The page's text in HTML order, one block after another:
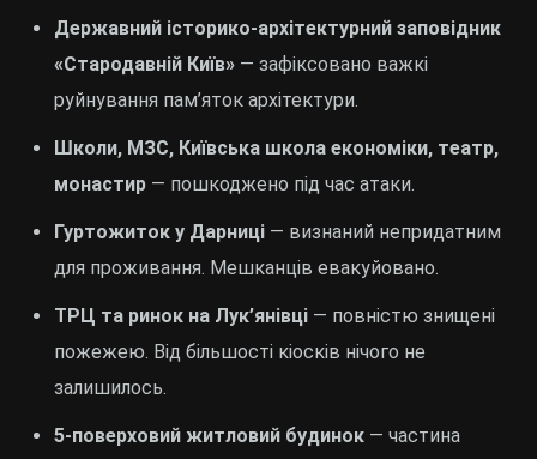
Державний історико-архітектурний заповідник
«Стародавній Київ» — зафіксовано важкі
руйнування пам’яток архітектури.
Школи, МЗС, Київська школа економіки, театр,
монастир — пошкоджено під час атаки.
Гуртожиток у Дарниці — визнаний непридатним
для проживання. Мешканців евакуйовано.
ТРЦ та ринок на Лук’янівці — повністю знищені
пожежею. Від більшості кіосків нічого не
залишилось.
5-поверховий житловий будинок — частина